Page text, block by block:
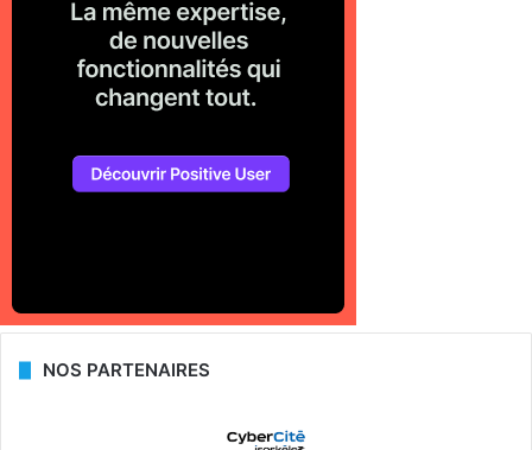
NOS PARTENAIRES